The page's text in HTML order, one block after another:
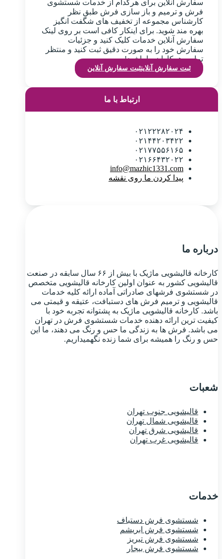
سفارش آنلاین برای هرکدام از خدمات شستشوی
فرش و ترمیم و باز سازی فرش طبق نظر
کارشناس مجموعه از تخفیف های شگفت انگیز
بهره مند شوید. برای اینکار کافی است بر روی لینک
سفارش آنلاین خدمات کلیک کنید و جزئیات
سفارش خود را به صورت دقیق ثبت کنید و منتظر
تماس همکاران ما باشید!
ثبت سفارش آنلاینثبت سفارش آنلاین
ارتباط با ما
۰۲۱۲۲۲۸۲۰۲۴
۰۲۱۴۴۲۰۳۴۲۲
۰۲۱۷۷۵۵۶۱۶۵
۰۲۱۶۶۴۳۲۰۲۲
info@mazhic1331.com
پیدا کردن ما روی نقشه
درباره ما
کارخانه قالیشویی ماژیک با بیش از ۶۶ سال سابقه در صنعت
قالیشویی کشور به عنوان اولین کارخانه قالیشویی متخصص
در شستشوی فرشهای صادراتی آماده ارائه کلیه خدمات
قالیشویی و ترمیم فرش های دستبافت، عتیقه و قیمتی می
باشد. کارخانه قالیشویی ماژیک به پشتوانه تجربه خود با
کیفیت ترین ارائه دهنده خدمات شستشوی فرش در تهران
می باشد. فرش ها به زندگی ما حس و رنگ می دهند، ما این
حس و رنگ را همیشه برای شما زنده نگهمیداریم.
شعبات
قالیشویی جنوب تهران
قالیشویی شمال تهران
قالیشویی شرق تهران
قالیشویی غرب تهران
خدمات
شستشوی فرش دستباف
شستشوی فرش ابریشم
شستشوی فرش تبریز
شستشوی فرش بیجار